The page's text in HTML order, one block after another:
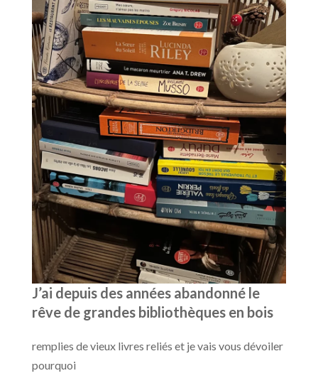
J’ai depuis des années abandonné le
rêve de grandes bibliothèques en bois
remplies de vieux livres reliés et je vais vous dévoiler
pourquoi